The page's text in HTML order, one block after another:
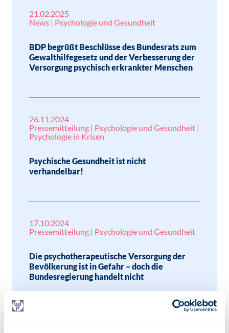
21.02.2025
News | Psychologie und Gesundheit
BDP begrüßt Beschlüsse des Bundesrats zum
Gewalthilfegesetz und der Verbesserung der
Versorgung psychisch erkrankter Menschen
26.11.2024
Pressemitteilung | Psychologie und Gesundheit |
Psychologie in Krisen
Psychische Gesundheit ist nicht
verhandelbar!
17.10.2024
Pressemitteilung | Psychologie und Gesundheit
Die psychotherapeutische Versorgung der
Bevölkerung ist in Gefahr – doch die
Bundesregierung handelt nicht